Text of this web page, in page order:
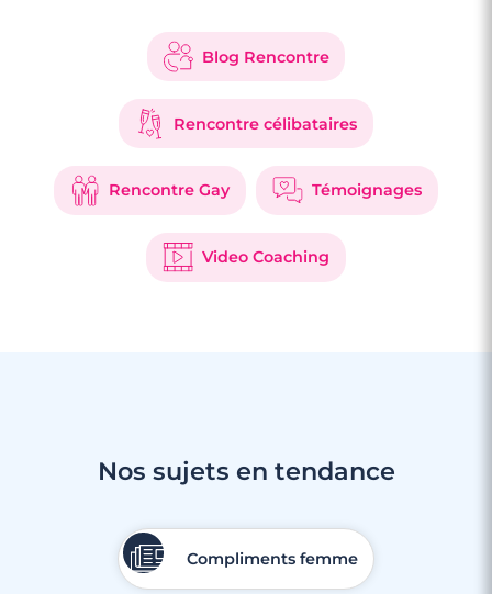
Blog Rencontre
Rencontre célibataires
Rencontre Gay Témoignages
Video Coaching
Nos sujets en tendance
Compliments femme